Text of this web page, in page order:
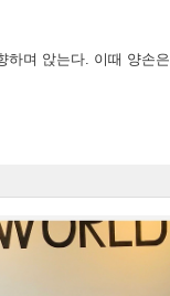
하며 앉는다. 이때 양손은